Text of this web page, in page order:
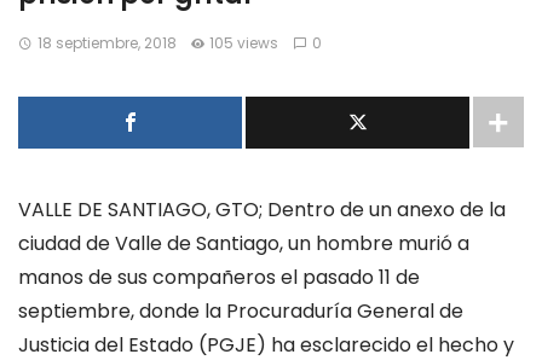
18 septiembre, 2018 105 views 0
VALLE DE SANTIAGO, GTO; Dentro de un anexo de la
ciudad de Valle de Santiago, un hombre murió a
manos de sus compañeros el pasado 11 de
septiembre, donde la Procuraduría General de
Justicia del Estado (PGJE) ha esclarecido el hecho y